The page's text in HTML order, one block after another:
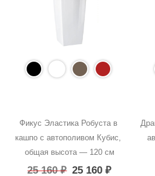
Фикус Эластика Робуста в
кашпо с автополивом Кубис,
общая высота — 120 см
25 160₽ 25 160₽